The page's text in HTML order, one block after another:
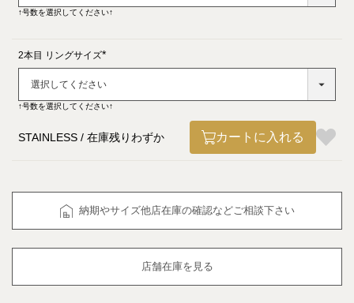
↑号数を選択してください↑
2本目 リングサイズ
↑号数を選択してください↑
STAINLESS 在庫残りわずか カートに入れる
納期やサイズ他店在庫の確認などご相談下さい
店舗在庫を見る